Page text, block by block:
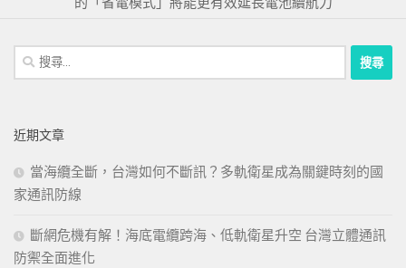
搜
尋
字:
近期文章
當海纜全斷，台灣如何不斷訊？多軌衛星成為關鍵時刻的國
家通訊防線
斷網危機有解！海底電纜跨海、低軌衛星升空 台灣立體通訊
防禦全面進化